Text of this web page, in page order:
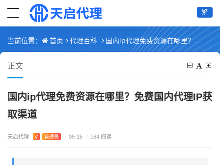
繁
当前位置： 首页 代理百科 国内ip代理免费资源在哪里？免费国内代理IP获取渠道
正文
国内ip代理免费资源在哪里？免费国内代理IP获
取渠道
天启代理 V 管理员 / 05-15 / 164 阅读